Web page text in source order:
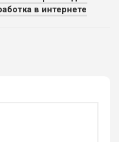
в интернете